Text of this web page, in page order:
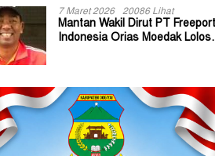
7 Maret 2026 20086 Lihat
Mantan Wakil Dirut PT Freeport
Indonesia Orias Moedak Lolos